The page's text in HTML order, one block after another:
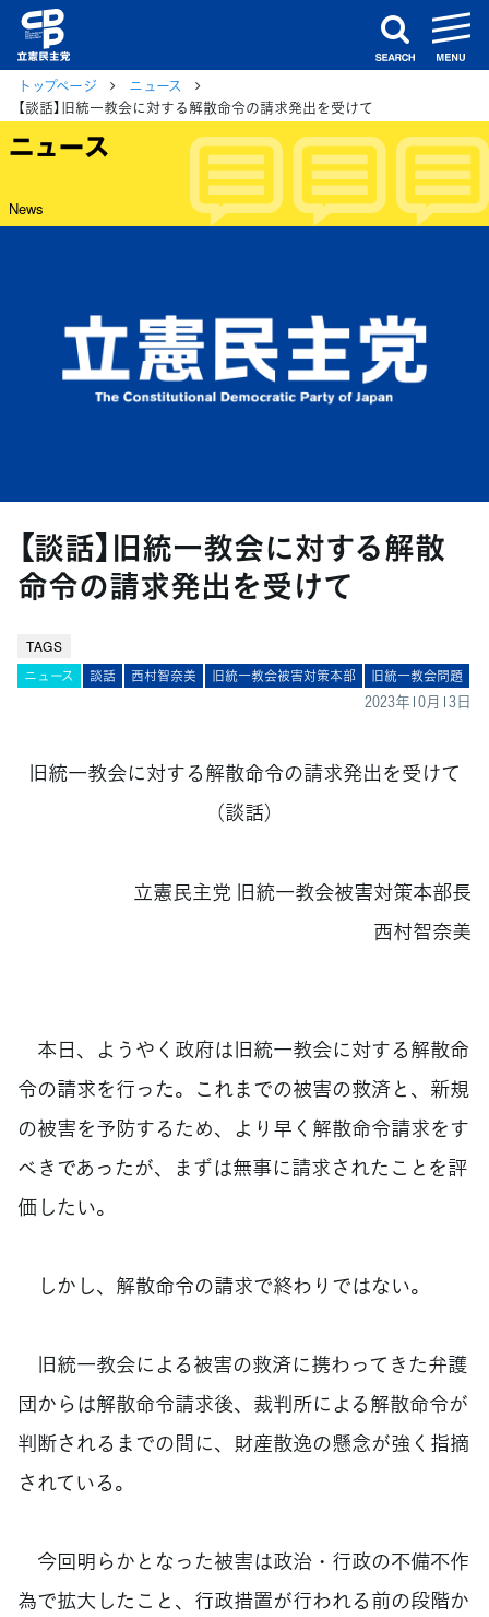
search
トップページ
ニュース
【談話】旧統一教会に対する解散命令の請求発出を受けて
ニュース
News
【談話】旧統一教会に対する解散
命令の請求発出を受けて
TAGS
ニュース 談話 西村智奈美 旧統一教会被害対策本部 旧統一教会問題
2023年10月13日
旧統一教会に対する解散命令の請求発出を受けて
（談話）
立憲民主党 旧統一教会被害対策本部長
西村智奈美
本日、ようやく政府は旧統一教会に対する解散命
令の請求を行った。これまでの被害の救済と、新規
の被害を予防するため、より早く解散命令請求をす
べきであったが、まずは無事に請求されたことを評
価したい。
しかし、解散命令の請求で終わりではない。
旧統一教会による被害の救済に携わってきた弁護
団からは解散命令請求後、裁判所による解散命令が
判断されるまでの間に、財産散逸の懸念が強く指摘
されている。
今回明らかとなった被害は政治・行政の不備不作
為で拡大したこと、行政措置が行われる前の段階か